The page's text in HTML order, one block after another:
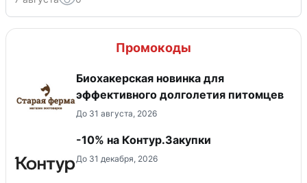
Промокоды
Биохакерская новинка для
эффективного долголетия питомцев
До 31 августа, 2026
-10% на Контур.Закупки
До 31 декабря, 2026